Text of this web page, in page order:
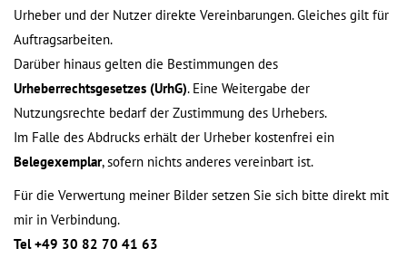
Urheber und der Nutzer direkte Vereinbarungen. Gleiches gilt für
Auftragsarbeiten.
Darüber hinaus gelten die Bestimmungen des
Urheberrechtsgesetzes (UrhG). Eine Weitergabe der
Nutzungsrechte bedarf der Zustimmung des Urhebers.
Im Falle des Abdrucks erhält der Urheber kostenfrei ein
Belegexemplar, sofern nichts anderes vereinbart ist.
Für die Verwertung meiner Bilder setzen Sie sich bitte direkt mit
mir in Verbindung.
Tel +49 30 82 70 41 63